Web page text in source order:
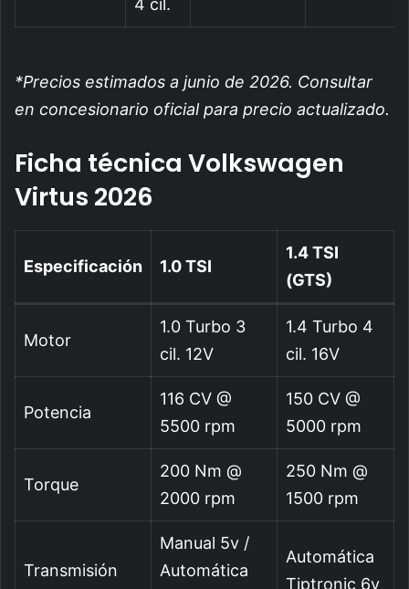
4 cil.
*Precios estimados a junio de 2026. Consultar
en concesionario oficial para precio actualizado.
Ficha técnica Volkswagen
Virtus 2026
Especificación 1.0 TSI
1.4 TSI
(GTS)
Motor
1.0 Turbo 3
cil. 12V
1.4 Turbo 4
cil. 16V
Potencia
116 CV @
5500 rpm
150 CV @
5000 rpm
Torque
200 Nm @
2000 rpm
250 Nm @
1500 rpm
Transmisión
Manual 5v /
Automática
Automática
Tiptronic 6v